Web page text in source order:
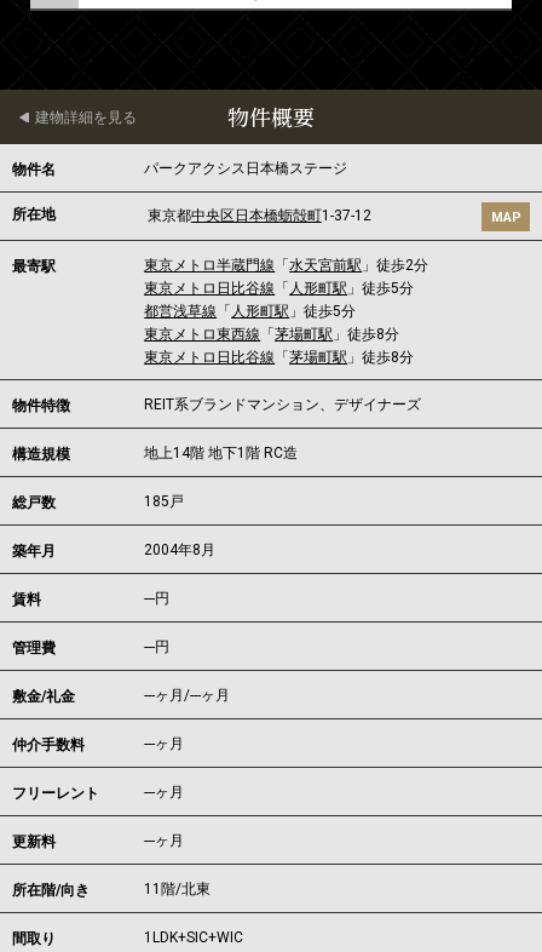
物件概要
建物詳細を見る
物件名 パークアクシス日本橋ステージ
所在地 東京都中央区 日本橋蛎殻町1-37-12 MAP
最寄駅 東京メトロ半蔵門線 「水天宮前駅 」徒歩2分
東京メトロ日比谷線 「 人形町駅 」徒歩5分
都営浅草線 「 人形町駅 」徒歩5分
東京メトロ東西線 「茅場町駅 」徒歩8分
東京メトロ日比谷線 「茅場町駅 」徒歩8分
物件特徴 REIT系ブランドマンション、デザイナーズ
構造規模 地上14階 地下1階 RC造
総戸数 185戸
築年月 2004年8月
賃料 ---円
管理費 ---円
敷金/礼金 ---ヶ月/---ヶ月
仲介手数料 ---ヶ月
フリーレント ---ヶ月
更新料 ---ヶ月
所在階/向き 11階/北東
間取り 1LDK+SIC+WIC